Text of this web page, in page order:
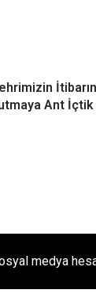
Ant İçtik
medya